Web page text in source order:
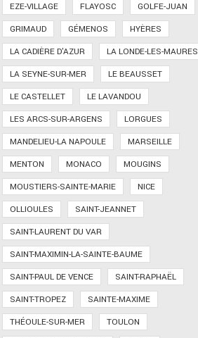
EZE-VILLAGE
FLAYOSC
GOLFE-JUAN
GRIMAUD
GÉMENOS
HYÈRES
LA CADIÈRE D'AZUR
LA LONDE-LES-MAURES
LA SEYNE-SUR-MER
LE BEAUSSET
LE CASTELLET
LE LAVANDOU
LES ARCS-SUR-ARGENS
LORGUES
MANDELIEU-LA NAPOULE
MARSEILLE
MENTON
MONACO
MOUGINS
MOUSTIERS-SAINTE-MARIE
NICE
OLLIOULES
SAINT-JEANNET
SAINT-LAURENT DU VAR
SAINT-MAXIMIN-LA-SAINTE-BAUME
SAINT-PAUL DE VENCE
SAINT-RAPHAËL
SAINT-TROPEZ
SAINTE-MAXIME
THÉOULE-SUR-MER
TOULON